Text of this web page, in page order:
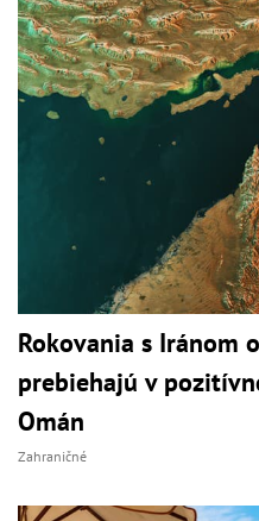
Rokovania s Iránom
prebiehajú v
Omán
Zahraničné